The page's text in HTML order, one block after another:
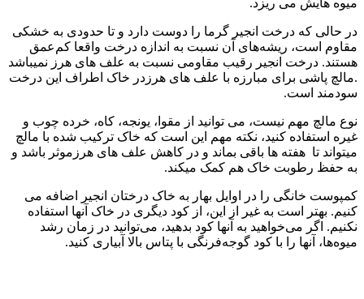
میوه هایش می ریزد.
در حالی که درخت انجیر گرما را دوست دارد و تا حدودی به خشکی
مقاوم است، ریشه‌های آن نسبت به اندازه درخت واقعا کم‌عمق
هستند. درخت انجیر رقیب مقاومی نسبت به علف های هرز نمیباشد
.مالچ پاشی برای مبارزه با علف های هرزدر خاک اطراف این درخت
سودمند است.
نوع مالچ مهم نیست، می توانید از مقوا، یونجه، کاه، خرده چوب و
غیره استفاده کنید، نکته مهم این است که خاک ترکیب شده با مالچ
میتواند تا هفته ها باقی بماند و در کاهش علف های هرزموثر باشد و
به حفظ رطوبت خاک هم کمک میکند.
کمپوست خانگی را در اوایل بهار به خاک درختان انجیر اضافه می
کنیم. بهتر است به غیر از این، از کود دیگری در خاک آنها استفاده
نکنیم. اگر می‌خواهید به آنها کود بدهید، می‌توانید در زمان رشد
میوه‌ها، آنها را با کود گوجه‌فرنگی با پتاس بالا آبیاری کنید.